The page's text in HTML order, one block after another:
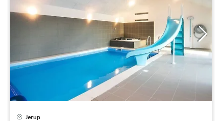
Jerup